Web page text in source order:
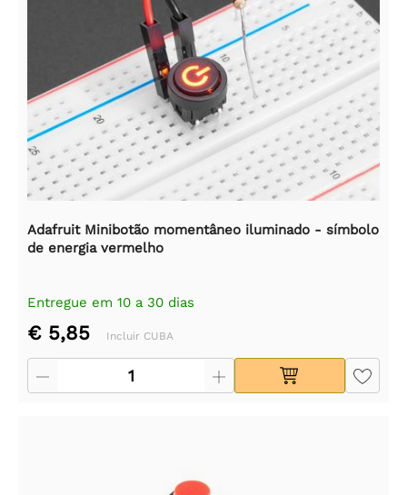
Adafruit Minibotão momentâneo iluminado - símbolo
de energia vermelho
Entregue em 10 a 30 dias
€ 5,85 Incluir CUBA